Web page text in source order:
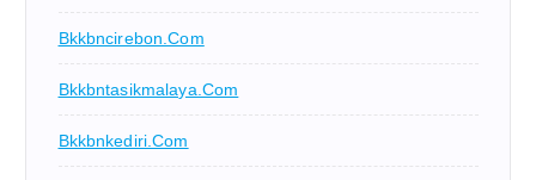
Bkkbncirebon.com
Bkkbntasikmalaya.com
Bkkbnkediri.com